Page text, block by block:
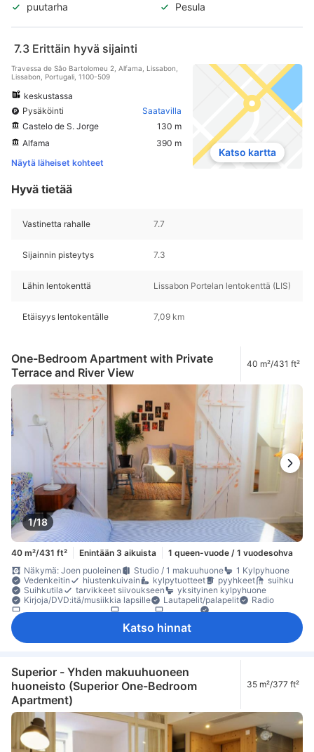
puutarha
Pesula
7.3 Erittäin hyvä sijainti
Travessa de Sâo Bartolomeu 2, Alfama, Lissabon,
Lissabon, Portugali, 1100-509
keskustassa
Pysäköinti
Saatavilla
Castelo de S. Jorge
130 m
Alfama
390 m
Näytä läheiset kohteet
Katso kartta
Hyvä tietää
Vastinetta rahalle 7.7
Sijainnin pisteytys 7.3
Lähin lentokenttä Lissabon Portelan lentokenttä (LIS)
Etäisyys lentokentälle 7,09 km
One-Bedroom Apartment with Private
Terrace and River View
40 m²/431 ft²
1/18
40 m²/431 ft² Enintään 3 aikuista
1 queen-vuode / 1 vuodesohva
Näkymä: Joen puoleinen
Studio / 1 makuuhuone
1 Kylpyhuone
Vedenkeitin
hiustenkuivain kylpytuotteet pyyhkeet
suihku
Suihkutila
tarvikkeet siivoukseen
yksityinen kylpyhuone
Kirjoja/DVD:itä/musiikkia lapsille
Lautapelit/palapelit
Radio
satelliitti- /kaapeli-TV
taulu-tv televisio
Adapteri
Nukkumismukavuutta parantavat tuotteet
erillinen ruokailualue
lasten syöttötuoli
parveke/terassi
pitkät sängyt (> 2 metriä) Roskakorit
sohva
Ulkokalusteet
kaappi naulakko
tarvikkeet silitykseen
Vauvansänky (pyynnöstä)
sammutin
Turvaominaisuudet
Katso hinnat
Superior - Yhden makuuhuoneen
huoneisto (Superior One-Bedroom
Apartment)
35 m²/377 ft²